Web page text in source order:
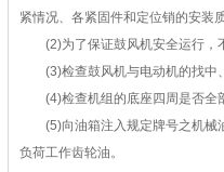
紧情况、各紧固件和定位销的安装
(2)为了保证鼓风机安全运行，不
(3)检查鼓风机与电动机的找中、
(4)检查机组的底座四周是否全部
(5)向油箱注入规定牌号之机械
负荷工作齿轮油。